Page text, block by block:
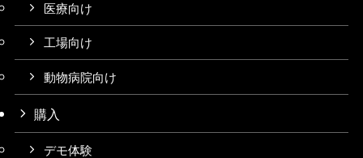
医療向け
工場向け
動物病院向け
購入
デモ体験